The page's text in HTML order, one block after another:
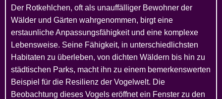
Der Rotkehlchen, oft als unauffälliger Bewohner der
Wälder und Gärten wahrgenommen, birgt eine
erstaunliche Anpassungsfähigkeit und eine komplexe
Lebensweise. Seine Fähigkeit, in unterschiedlichsten
Habitaten zu überleben, von dichten Wäldern bis hin zu
städtischen Parks, macht ihn zu einem bemerkenswerten
Beispiel für die Resilienz der Vogelwelt. Die
Beobachtung dieses Vogels eröffnet ein Fenster zu den